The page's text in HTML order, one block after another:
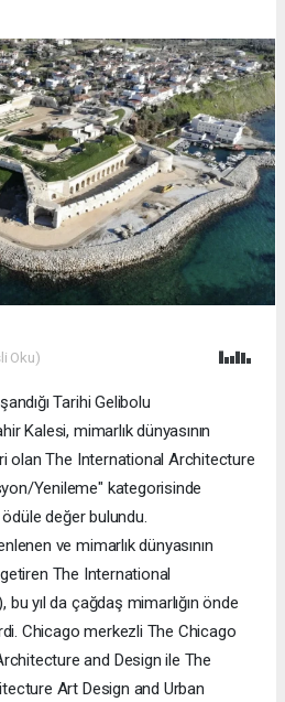
Oku)
Tarihi Gelibolu
Kalesi, mimarlık dünyasının
olan The International Architecture
Yenileme" kategorisinde
değer bulundu.
ve mimarlık dünyasının
The International
yıl da çağdaş mimarlığın önde
Chicago merkezli The Chicago
and Design ile The
Art Design and Urban